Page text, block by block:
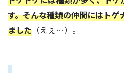
す。そんな種類の仲間にはト
ました （えぇ…）。